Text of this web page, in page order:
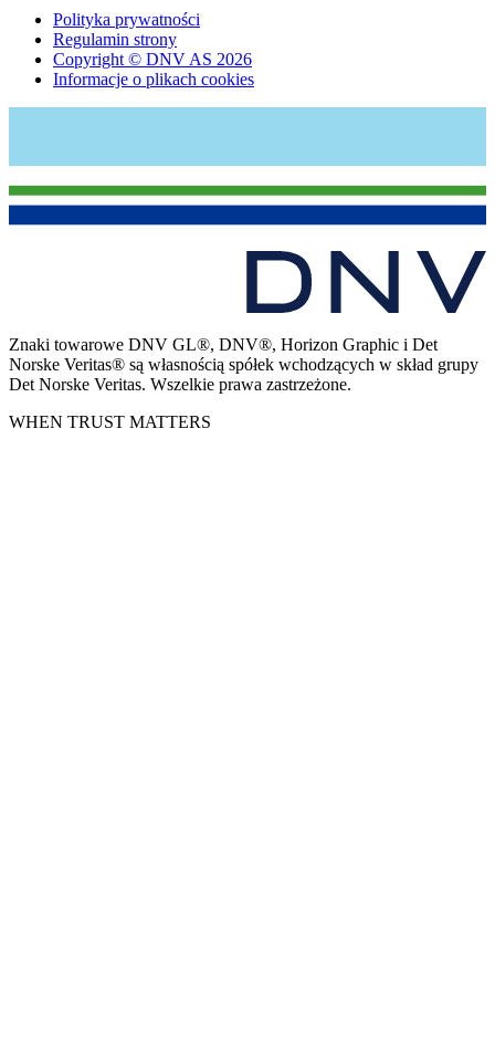
Polityka prywatności
Regulamin strony
Copyright © DNV AS 2026
Informacje o plikach cookies
Znaki towarowe DNV GL®, DNV®, Horizon Graphic i Det
Norske Veritas® są własnością spółek wchodzących w skład grupy
Det Norske Veritas. Wszelkie prawa zastrzeżone.
WHEN TRUST MATTERS